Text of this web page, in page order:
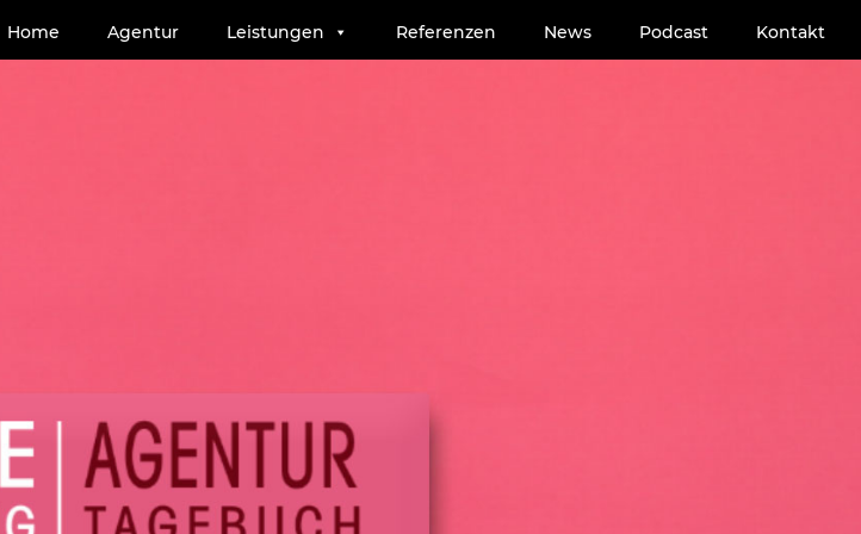
Home Agentur Leistungen Referenzen News Podcast Kontakt